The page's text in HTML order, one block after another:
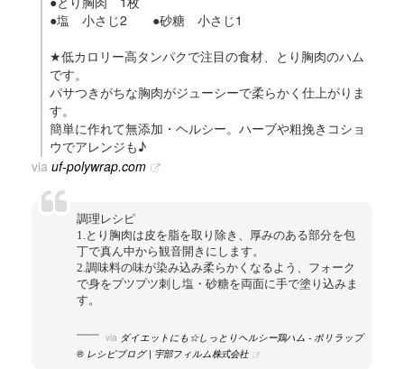
●塩 小さじ2 ●砂糖 小さじ1
★低カロリー高タンパクで注目の食材、とり胸肉のハム
です。
パサつきがちな胸肉がジューシーで柔らかく仕上がりま
す。
簡単に作れて無添加・ヘルシー。ハーブや粗挽きコショ
ウでアレンジも♪
via uf-polywrap.com
調理レシピ
1.とり胸肉は皮を脂を取り除き、厚みのある部分を包
丁で真ん中から観音開きにします。
2.調味料の味が染み込み柔らかくなるよう、フォーク
で身をプツプツ刺し塩・砂糖を両面に手で塗り込みま
す。
via ダイエットにも☆しっとりヘルシー鶏ハム - ポリラップ
® レシピブログ | 宇部フィルム株式会社